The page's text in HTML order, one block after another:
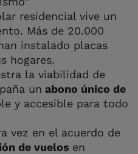
residencial vive un
Más de 20.000
instalado placas
hogares.
la viabilidad de
un abono único de
y accesible para todo
vez en el acuerdo de
de vuelos en